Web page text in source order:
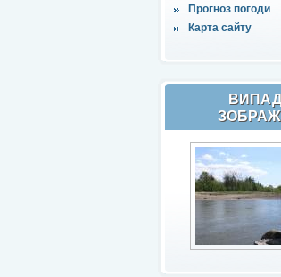
Прогноз погоди
Карта сайту